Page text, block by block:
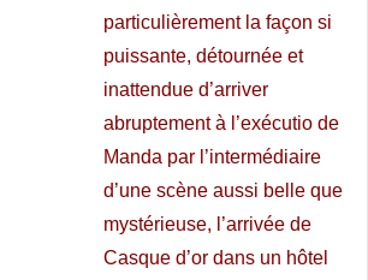
particulièrement la façon si
puissante, détournée et
inattendue d’arriver
abruptement à l’exécutio de
Manda par l’intermédiaire
d’une scène aussi belle que
mystérieuse, l’arrivée de
Casque d’or dans un hôtel